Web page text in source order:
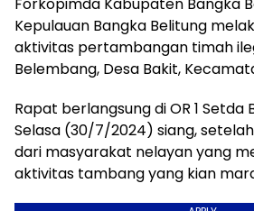
Kepulauan Bangka Belitung
aktivitas pertambangan timah
Belembang, Desa Bakit,
Rapat berlangsung di OR 1 Setda
Selasa (30/7/2024) siang,
dari masyarakat nelayan yang
aktivitas tambang yang kian